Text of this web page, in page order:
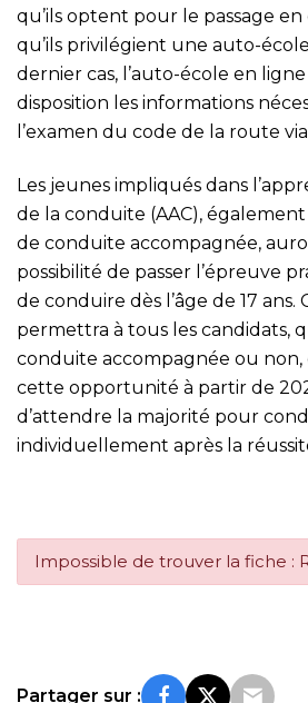
qu’ils optent pour le passage
qu’ils privilégient une auto-
dernier cas, l’auto-école en
disposition les informations
l’examen du code de la route
Les jeunes impliqués dans
de la conduite (AAC),
de conduite accompagnée,
possibilité de passer l’épreuve
de conduire dès l’âge de 17
permettra à tous les candidats,
conduite accompagnée ou
cette opportunité à partir de
d’attendre la majorité pour
individuellement après la
Impossible de trouver la fiche :
Partager sur :